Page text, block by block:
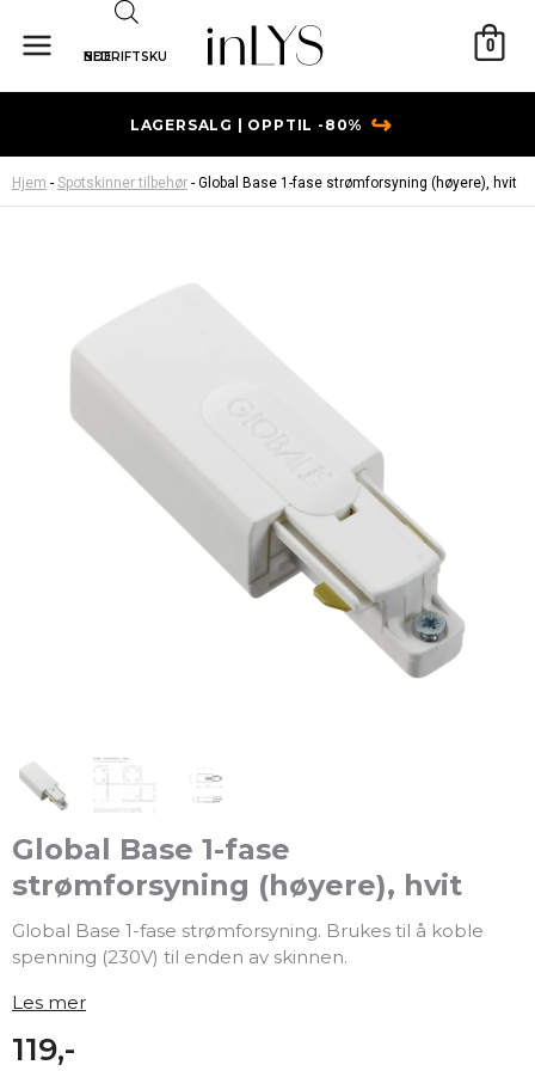
rett
innholdet
BEDRIFTSKUNDE
0
LAGERSALG | OPPTIL -80% ↪
Hjem - Spotskinner tilbehør - Global Base 1-fase strømforsyning (høyere), hvit
Global Base 1-fase
strømforsyning (høyere), hvit
Global Base 1-fase strømforsyning. Brukes til å koble
spenning (230V) til enden av skinnen.
Les mer
119,-